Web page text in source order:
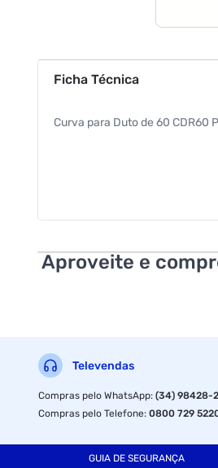
Ficha Técnica
Curva para Duto de 60 CDR60
Aproveite e
Televendas
Compras pelo WhatsApp:(34) 98428-
Compras pelo Telefone:0800 729
GUIA DE SEGURANÇA